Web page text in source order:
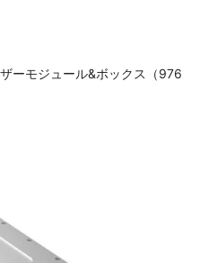
ーモジュール&ボックス（976